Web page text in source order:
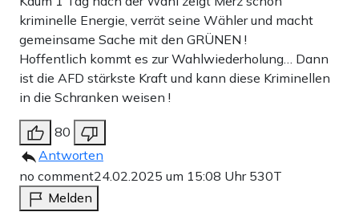
kriminelle Energie, verrät seine Wähler und macht
gemeinsame Sache mit den GRÜNEN !
Hoffentlich kommt es zur Wahlwiederholung… Dann
ist die AFD stärkste Kraft und kann diese Kriminellen
in die Schranken weisen !
80
Antworten
no comment24.02.2025 um 15:08 Uhr 530T
Melden